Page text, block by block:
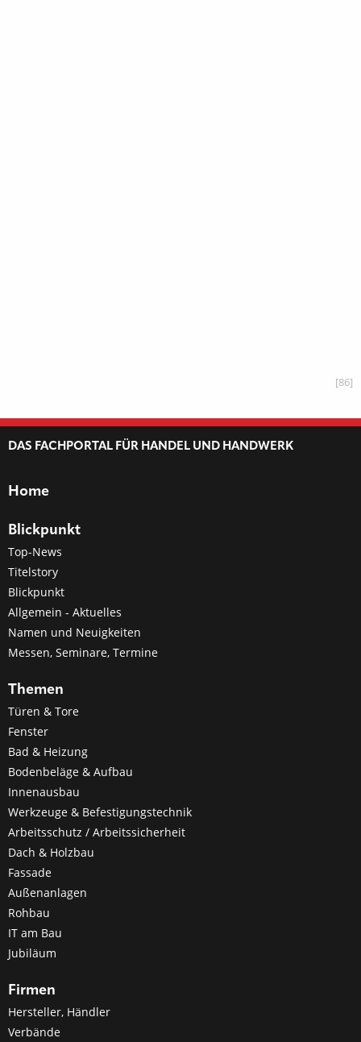
[86]
DAS FACHPORTAL FÜR HANDEL UND HANDWERK
Home
Blickpunkt
Top-News
Titelstory
Blickpunkt
Allgemein - Aktuelles
Namen und Neuigkeiten
Messen, Seminare, Termine
Themen
Türen & Tore
Fenster
Bad & Heizung
Bodenbeläge & Aufbau
Innenausbau
Werkzeuge & Befestigungstechnik
Arbeitsschutz / Arbeitssicherheit
Dach & Holzbau
Fassade
Außenanlagen
Rohbau
IT am Bau
Jubiläum
Firmen
Hersteller, Händler
Verbände